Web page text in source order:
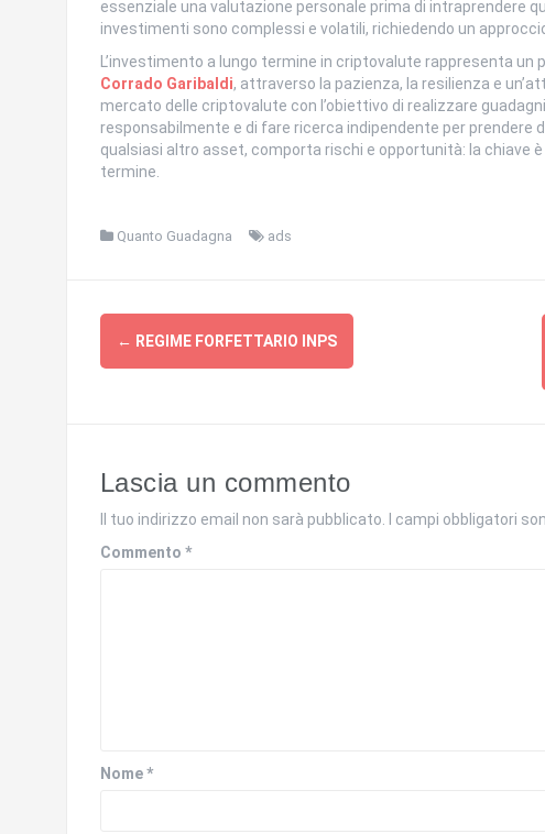
essenziale una valutazione personale prima di intraprendere
investimenti sono complessi e volatili, richiedendo un
L’investimento a lungo termine in criptovalute rappresenta
Corrado Garibaldi, attraverso la pazienza, la resilienza e
mercato delle criptovalute con l’obiettivo di realizzare
responsabilmente e di fare ricerca indipendente per prendere
qualsiasi altro asset, comporta rischi e opportunità: la chiave
termine.
Quanto Guadagna ads
Navigazione
articolo
← REGIME FORFETTARIO INPS
Lascia un commento
Il tuo indirizzo email non sarà pubblicato. I campi obbligatori
Commento *
Nome*